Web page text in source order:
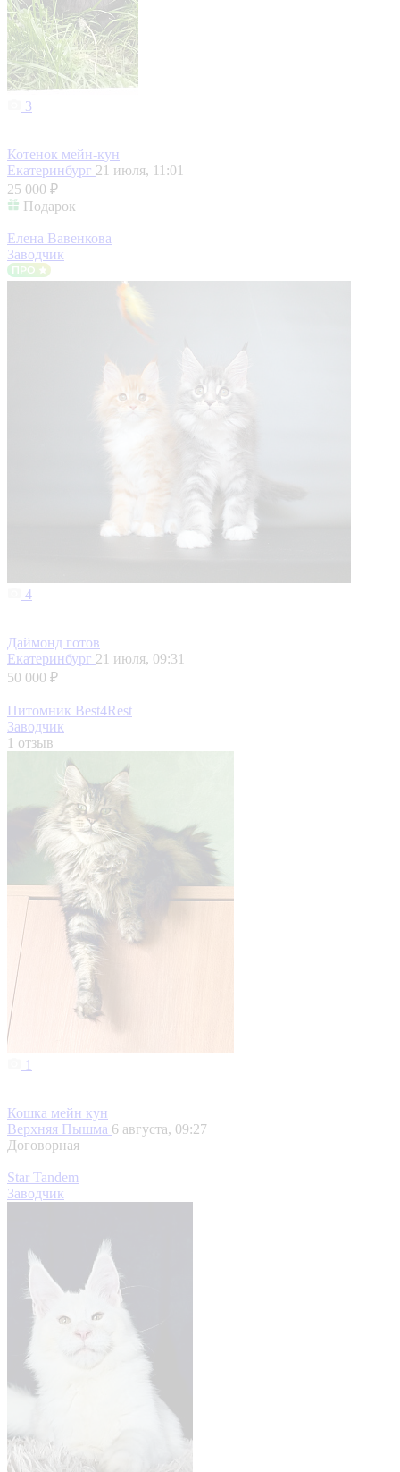
3
Котенок мейн-кун
Екатеринбург 21 июля, 11:01
25 000 ₽
Подарок
Елена Вавенкова
Заводчик
4
Даймонд готов
Екатеринбург 21 июля, 09:31
50 000 ₽
Питомник Best4Rest
Заводчик
1 отзыв
1
Кошка мейн кун
Верхняя Пышма 6 августа, 09:27
Договорная
Star Tandem
Заводчик